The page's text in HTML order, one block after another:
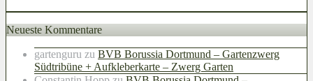
Neueste Kommentare
gartenguru zu BVB Borussia Dortmund – Gartenzwerg
Südtribüne + Aufkleberkarte – Zwerg Garten